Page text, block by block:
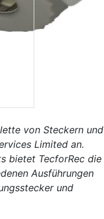
von Steckern und
Limited an.
bietet TecforRec die
Ausführungen
und